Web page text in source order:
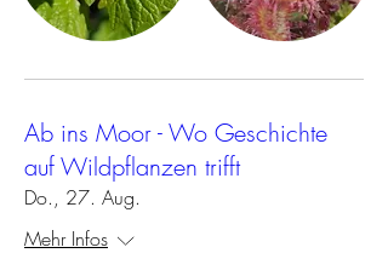
Ab ins Moor - Wo Geschichte
auf Wildpflanzen trifft
Do., 27. Aug.
Mehr Infos